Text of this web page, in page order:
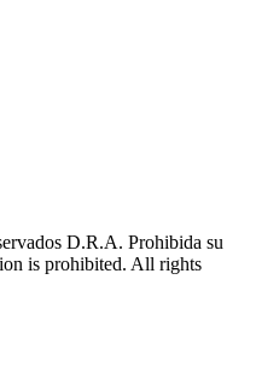
D.R.A. Prohibida su
is prohibited. All rights